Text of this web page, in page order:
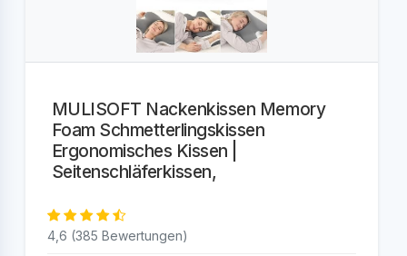
MULISOFT Nackenkissen Memory
Foam Schmetterlingskissen
Ergonomisches Kissen |
Seitenschläferkissen,
4,6 (385 Bewertungen)